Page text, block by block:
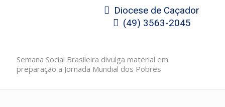
Diocese de Caçador
(49) 3563-2045
Semana Social Brasileira divulga material em
preparação a Jornada Mundial dos Pobres